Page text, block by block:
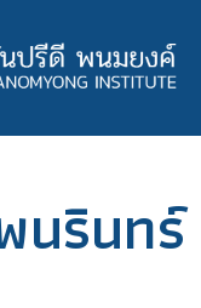
รินทร์